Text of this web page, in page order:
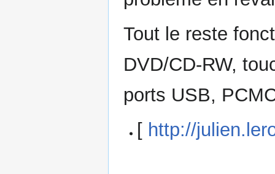
Tout le reste
DVD/CD-RW,
ports USB,
[ http://